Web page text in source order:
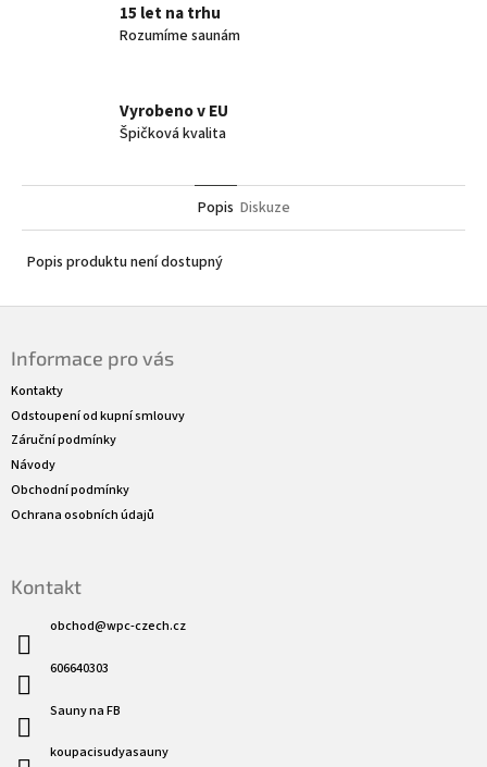
15 let na trhu
Rozumíme saunám
Vyrobeno v EU
Špičková kvalita
Popis Diskuze
Popis produktu není dostupný
Informace pro vás
Kontakty
Odstoupení od kupní smlouvy
Záruční podmínky
Návody
Obchodní podmínky
Ochrana osobních údajů
Kontakt
obchod@wpc-czech.cz
606640303
Sauny na FB
koupacisudyasauny